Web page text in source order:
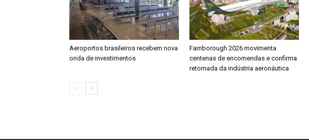
Aeroportos brasileiros recebem nova
onda de investimentos
Farnborough 2026 movimenta
centenas de encomendas e confirma
retomada da indústria aeronáutica